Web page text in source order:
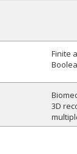
Finite
3D